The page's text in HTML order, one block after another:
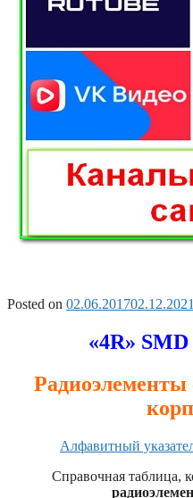
Posted on 02.06.201702.12.2021
«4R»
Алфавитный
Справочная таблица,